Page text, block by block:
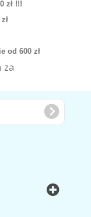
zł !!!
od 600 zł